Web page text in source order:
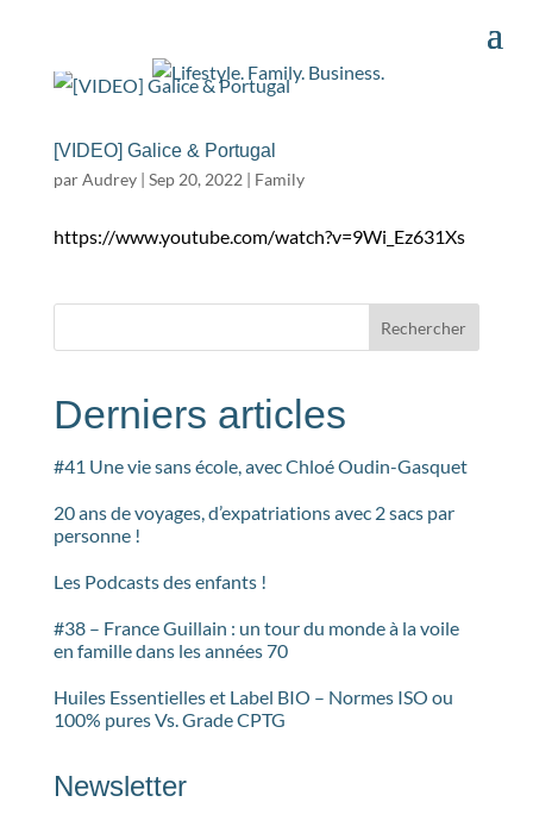
[VIDEO] Galice & Portugal
parAudrey| Sep 20, 2022 | Family
https://www.youtube.com/watch?v=9Wi_Ez631Xs
Rechercher
Derniers articles
#41 Une vie sans école, avec Chloé Oudin-Gasquet
20 ans de voyages, d’expatriations avec 2 sacs par
personne !
Les Podcasts des enfants !
#38 – France Guillain : un tour du monde à la voile
en famille dans les années 70
Huiles Essentielles et Label BIO – Normes ISO ou
100% pures Vs. Grade CPTG
Newsletter